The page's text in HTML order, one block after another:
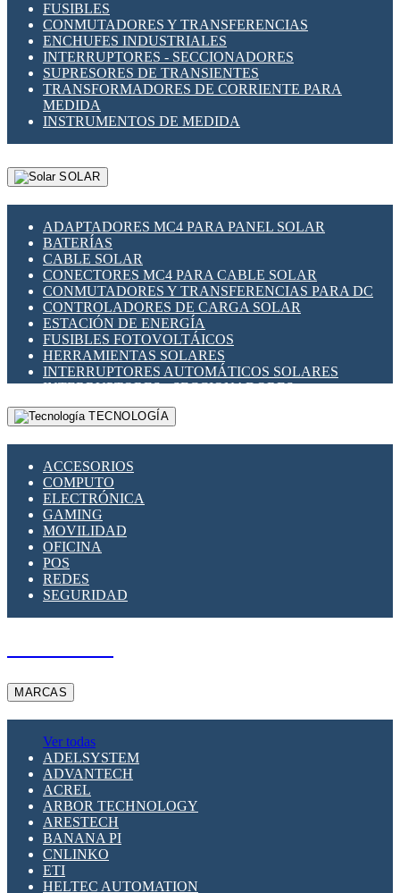
FUSIBLES
CONMUTADORES Y TRANSFERENCIAS
ENCHUFES INDUSTRIALES
INTERRUPTORES - SECCIONADORES
SUPRESORES DE TRANSIENTES
TRANSFORMADORES DE CORRIENTE PARA
MEDIDA
INSTRUMENTOS DE MEDIDA
SOLAR
ADAPTADORES MC4 PARA PANEL SOLAR
BATERÍAS
CABLE SOLAR
CONECTORES MC4 PARA CABLE SOLAR
CONMUTADORES Y TRANSFERENCIAS PARA DC
CONTROLADORES DE CARGA SOLAR
ESTACIÓN DE ENERGÍA
FUSIBLES FOTOVOLTÁICOS
HERRAMIENTAS SOLARES
INTERRUPTORES AUTOMÁTICOS SOLARES
INTERRUPTORES - SECCIONADORES
FOTOVOLTÁICOS
MONTAJE PANEL SOLAR
SUPRESOR DE TRANSIENTES SPDS PARA
APLICACIONES FOTOVOLTAICAS
TECNOLOGÍA
ACCESORIOS
COMPUTO
ELECTRÓNICA
GAMING
MOVILIDAD
OFICINA
POS
REDES
SEGURIDAD
MARCAS
Ver todas
ADELSYSTEM
ADVANTECH
ACREL
ARBOR TECHNOLOGY
ARESTECH
BANANA PI
CNLINKO
ETI
HELTEC AUTOMATION